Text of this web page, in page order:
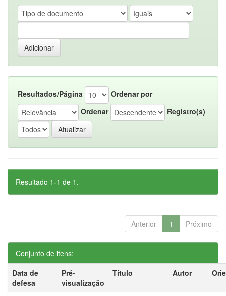
Resultados/Página
Ordenar por
Ordenar
Registro(s)
Resultado 1-1 de 1.
Anterior 1 Próximo
Conjunto de itens:
Data de
defesa
Pré-
visualização
Título Autor